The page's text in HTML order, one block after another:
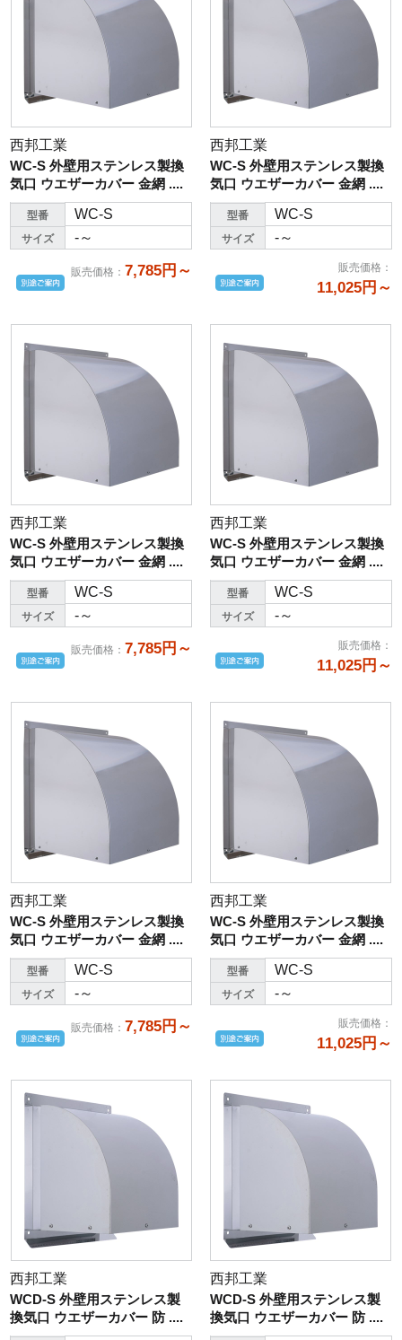
西邦工業
WC-S 外壁用ステンレス製換
気口 ウエザーカバー 金網 ....
型番 WC-S
サイズ -～
販売価格 ： 7,785円～
西邦工業
WC-S 外壁用ステンレス製換
気口 ウエザーカバー 金網 ....
型番 WC-S
サイズ -～
販売価格 ：
11,025円～
西邦工業
WC-S 外壁用ステンレス製換
気口 ウエザーカバー 金網 ....
型番 WC-S
サイズ -～
販売価格 ： 7,785円～
西邦工業
WC-S 外壁用ステンレス製換
気口 ウエザーカバー 金網 ....
型番 WC-S
サイズ -～
販売価格 ：
11,025円～
西邦工業
WC-S 外壁用ステンレス製換
気口 ウエザーカバー 金網 ....
型番 WC-S
サイズ -～
販売価格 ： 7,785円～
西邦工業
WC-S 外壁用ステンレス製換
気口 ウエザーカバー 金網 ....
型番 WC-S
サイズ -～
販売価格 ：
11,025円～
西邦工業
WCD-S 外壁用ステンレス製
換気口 ウエザーカバー 防 ....
西邦工業
WCD-S 外壁用ステンレス製
換気口 ウエザーカバー 防 ....